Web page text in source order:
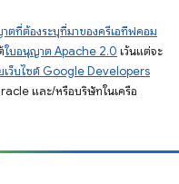
ตที่ต้องระบุที่มาของครีเอทีฟคอม
ใบอนุญาต Apache 2.0 เว้นแต่จะ
เว็บไซต์ Google Developers
และ/หรือบริษัทในเครือ